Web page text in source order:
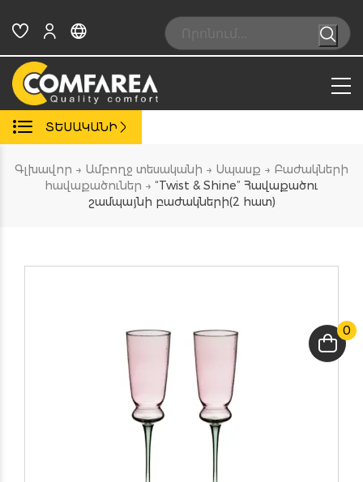
content
Search:
0
ՏԵՍԱԿԱՆԻ
Գլխավոր → Ամբողջ տեսականի → Սպասք → Բաժակների
հավաքածուներ → “Twist & Shine” Հավաքածու
շամպայնի բաժակների(2 հատ)